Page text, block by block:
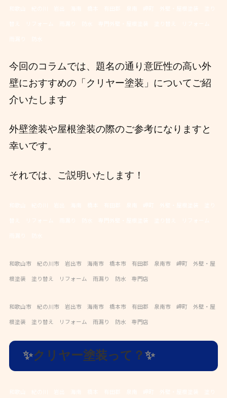
今回のコラムでは、題名の通り意匠性の高い外
壁におすすめの「クリヤー塗装」についてご紹
介いたします
外壁塗装や屋根塗装の際のご参考になりますと
幸いです。
それでは、ご説明いたします！
和歌山市 紀の川市 岩出市 海南市 橋本市 有田郡 泉南市 岬町 外壁・屋
根塗装 塗り替え リフォーム 雨漏り 防水 専門店
和歌山市 紀の川市 岩出市 海南市 橋本市 有田郡 泉南市 岬町 外壁・屋
根塗装 塗り替え リフォーム 雨漏り 防水 専門店
✨クリヤー塗装って？✨